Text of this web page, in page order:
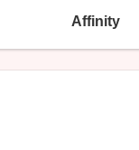
Affinity